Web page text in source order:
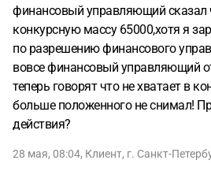
финансовый управляющий сказал
конкурсную массу 65000,хотя я
по разрешению финансового
вовсе финансовый управляющий
теперь говорят что не хватает в
больше положенного не снимал!
действия?
28 мая, 08:04, Клиент, г. Санкт-